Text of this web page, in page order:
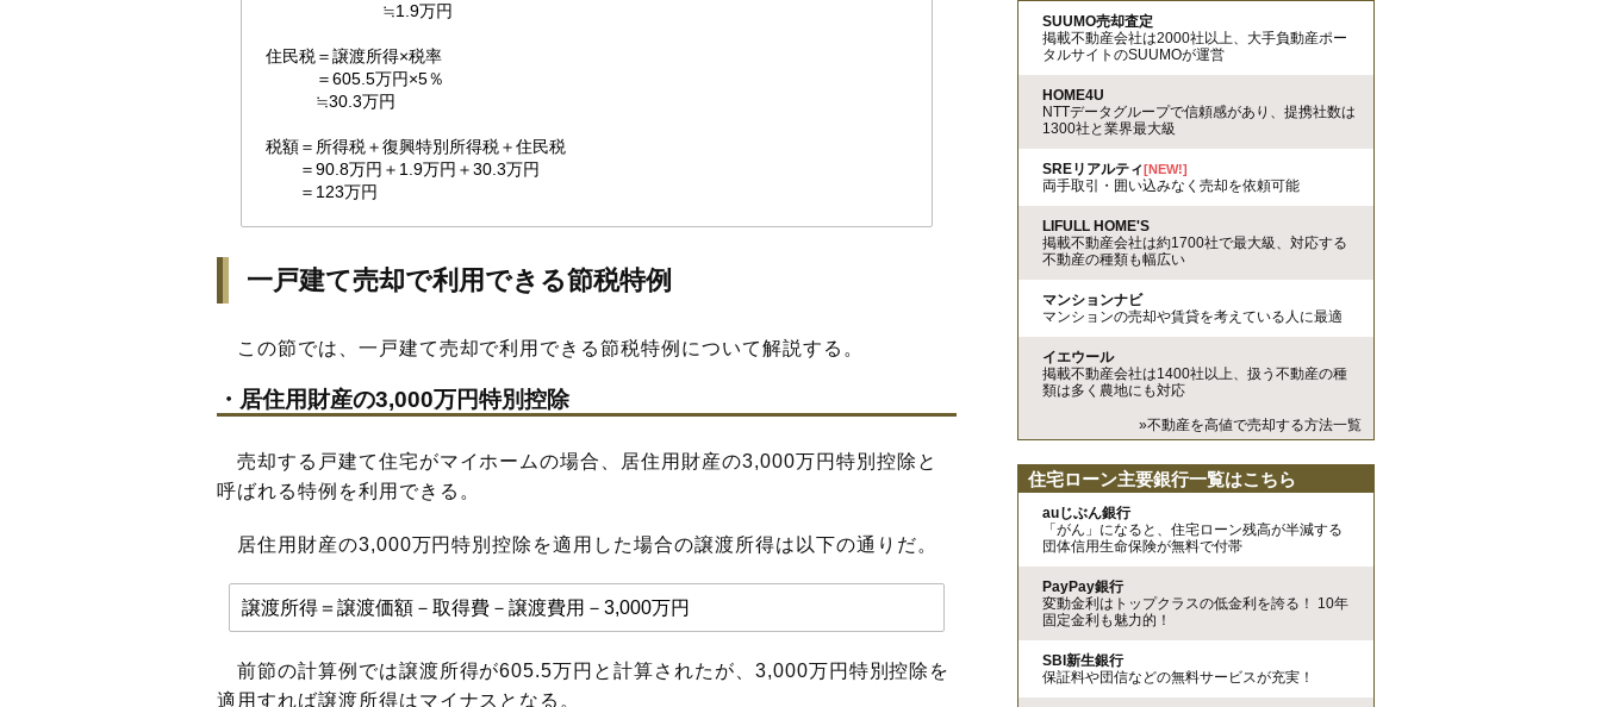
≒1.9万円
住民税＝譲渡所得×税率
＝605.5万円×5％
≒30.3万円
税額＝所得税＋復興特別所得税＋住民税
＝90.8万円＋1.9万円＋30.3万円
＝123万円
一戸建て売却で利用できる節税特例
この節では、一戸建て売却で利用できる節税特例について解説する。
・居住用財産の3,000万円特別控除
売却する戸建て住宅がマイホームの場合、居住用財産の3,000万円特別控除と
呼ばれる特例を利用できる。
居住用財産の3,000万円特別控除を適用した場合の譲渡所得は以下の通りだ。
譲渡所得＝譲渡価額－取得費－譲渡費用－3,000万円
前節の計算例では譲渡所得が605.5万円と計算されたが、3,000万円特別控除を
適用すれば譲渡所得はマイナスとなる。
SUUMO売却査定
掲載不動産会社は2000社以上、大手負動産ポー
タルサイトのSUUMOが運営
HOME4U
NTTデータグループで信頼感があり、提携社数は
1300社と業界最大級
SREリアルティ[NEW!]
両手取引・囲い込みなく売却を依頼可能
LIFULL HOME'S
掲載不動産会社は約1700社で最大級、対応する
不動産の種類も幅広い
マンションナビ
マンションの売却や賃貸を考えている人に最適
イエウール
掲載不動産会社は1400社以上、扱う不動産の種
類は多く農地にも対応
»不動産を高値で売却する方法一覧
住宅ローン主要銀行一覧はこちら
auじぶん銀行
「がん」になると、住宅ローン残高が半減する
団体信用生命保険が無料で付帯
PayPay銀行
変動金利はトップクラスの低金利を誇る！ 10年
固定金利も魅力的！
SBI新生銀行
保証料や団信などの無料サービスが充実！